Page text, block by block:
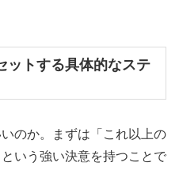
ットする具体的なステ
のか。まずは「これ以上の
いう強い決意を持つことで